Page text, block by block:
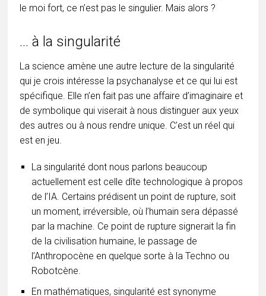
le moi fort, ce n’est pas le singulier. Mais alors ?
… à la singularité
La science amène une autre lecture de la singularité
qui je crois intéresse la psychanalyse et ce qui lui est
spécifique. Elle n’en fait pas une affaire d’imaginaire et
de symbolique qui viserait à nous distinguer aux yeux
des autres ou à nous rendre unique. C’est un réel qui
est en jeu.
La singularité dont nous parlons beaucoup
actuellement est celle dîte technologique à propos
de l’IA. Certains prédisent un point de rupture, soit
un moment, irréversible, où l’humain sera dépassé
par la machine. Ce point de rupture signerait la fin
de la civilisation humaine, le passage de
l’Anthropocène en quelque sorte à la Techno ou
Robotcène.
En mathématiques, singularité est synonyme